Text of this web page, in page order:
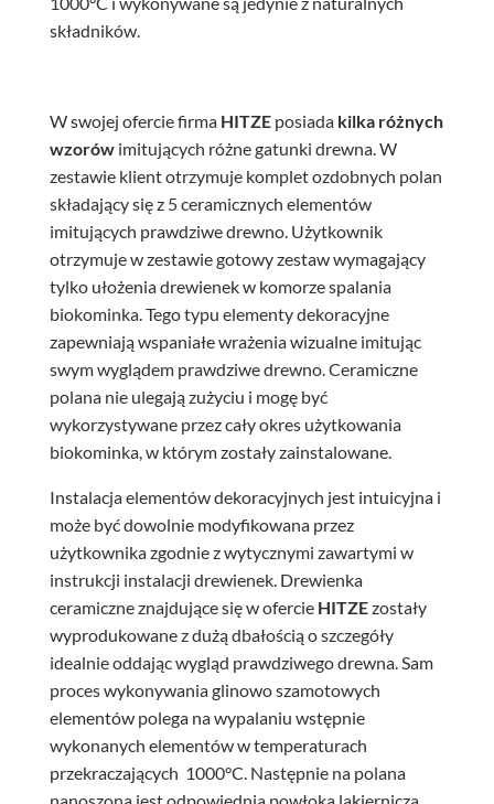
składników.
W swojej ofercie firma HITZEposiada kilka różnych
wzorówimitujących różne gatunki drewna. W
zestawie klient otrzymuje komplet ozdobnych polan
składający się z 5 ceramicznych elementów
imitujących prawdziwe drewno. Użytkownik
otrzymuje w zestawie gotowy zestaw wymagający
tylko ułożenia drewienek w komorze spalania
biokominka. Tego typu elementy dekoracyjne
zapewniają wspaniałe wrażenia wizualne imitując
swym wyglądem prawdziwe drewno. Ceramiczne
polana nie ulegają zużyciu i mogę być
wykorzystywane przez cały okres użytkowania
biokominka, w którym zostały zainstalowane.
Instalacja elementów dekoracyjnych jest intuicyjna i
może być dowolnie modyfikowana przez
użytkownika zgodnie z wytycznymi zawartymi w
instrukcji instalacji drewienek. Drewienka
ceramiczne znajdujące się w ofercie HITZEzostały
wyprodukowane z dużą dbałością o szczegóły
idealnie oddając wygląd prawdziwego drewna. Sam
proces wykonywania glinowo szamotowych
elementów polega na wypalaniu wstępnie
wykonanych elementów w temperaturach
przekraczających 1000°C. Następnie na polana